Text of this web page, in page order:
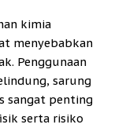
kimia
menyebabkan
Penggunaan
sarung
sangat penting
serta risiko